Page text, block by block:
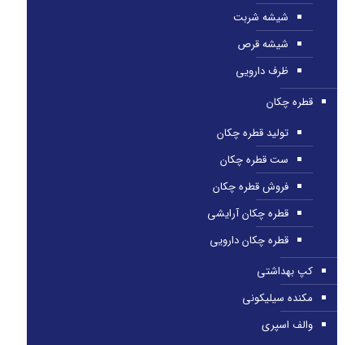
شیشه شربت
شیشه قرص
ظرف دارویی
قطره چکان
تولید قطره چکان
ست قطره چکان
فروش قطره چکان
قطره چکان آرایشی
قطره چکان دارویی
کپ بهداشتی
مکنده سیلیکونی
والف اسپری